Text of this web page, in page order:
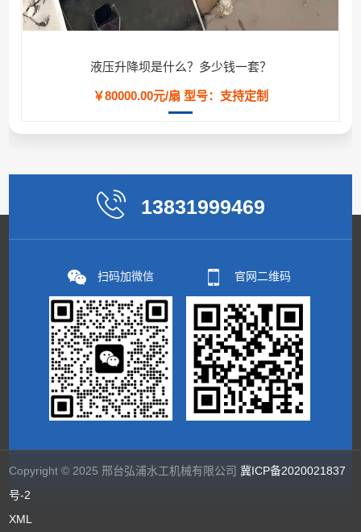
液压升降坝是什么？多少钱一套？
￥80000.00元/扇 型号：支持定制
13831999469
扫码加微信 官网二维码
Copyright © 2025 邢台弘浦水工机械有限公司 冀ICP备2020021837
号-2
XML